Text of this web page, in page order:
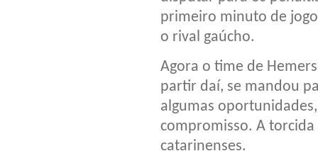
primeiro minuto de
o rival gaúcho.
Agora o time de
partir daí, se mandou
algumas
compromisso. A
catarinenses.